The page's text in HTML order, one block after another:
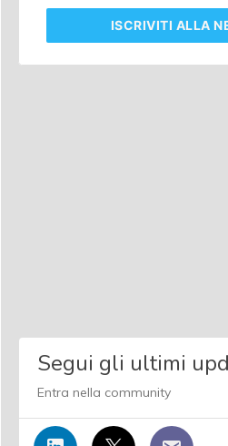
ISCRIVITI ALLA
Segui gli ultimi
Entra nella community